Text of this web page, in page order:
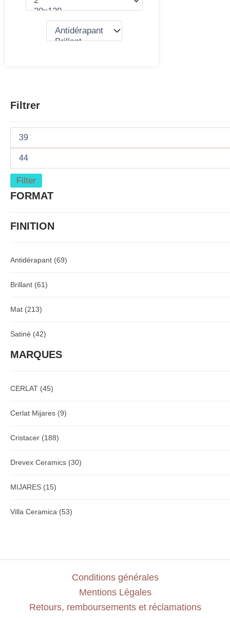
Filtrer
Filter
FORMAT
FINITION
Antidérapant (69)
Brillant (61)
Mat (213)
Satiné (42)
MARQUES
CERLAT (45)
Cerlat Mijares (9)
Cristacer (188)
Drevex Ceramics (30)
MIJARES (15)
Villa Ceramica (53)
Conditions générales
Mentions Légales
Retours, remboursements et réclamations